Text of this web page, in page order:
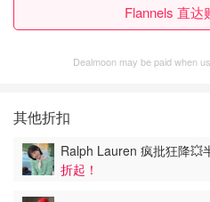
Flannels 直
Dealmoon may be paid when
其他折扣
Ralph Lauren 疯批狂降💥
折起！